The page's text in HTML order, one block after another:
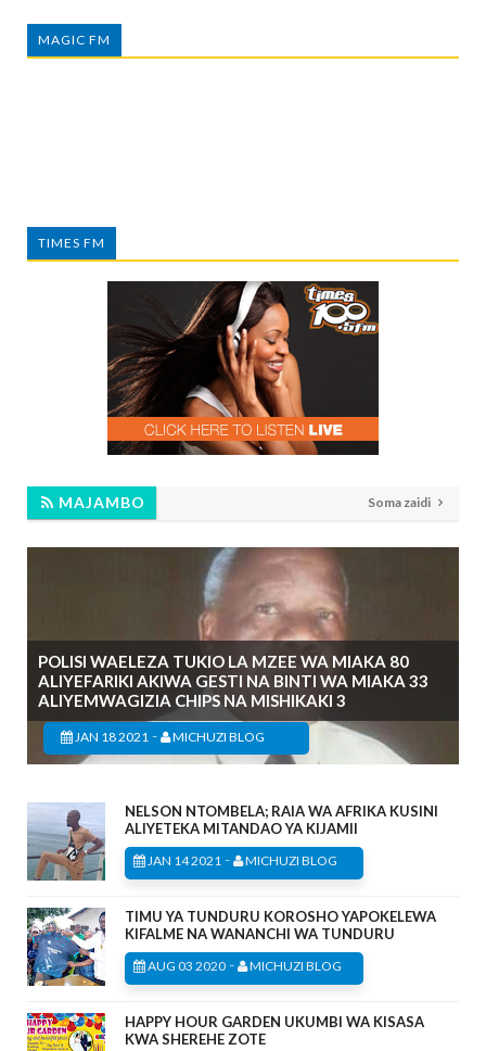
MAGIC FM
TIMES FM
MAJAMBO Soma zaidi
POLISI WAELEZA TUKIO LA MZEE WA MIAKA 80
ALIYEFARIKI AKIWA GESTI NA BINTI WA MIAKA 33
ALIYEMWAGIZIA CHIPS NA MISHIKAKI 3
JAN 18 2021 - MICHUZI BLOG
NELSON NTOMBELA; RAIA WA AFRIKA KUSINI
ALIYETEKA MITANDAO YA KIJAMII
JAN 14 2021 - MICHUZI BLOG
TIMU YA TUNDURU KOROSHO YAPOKELEWA
KIFALME NA WANANCHI WA TUNDURU
AUG 03 2020 - MICHUZI BLOG
HAPPY HOUR GARDEN UKUMBI WA KISASA
KWA SHEREHE ZOTE